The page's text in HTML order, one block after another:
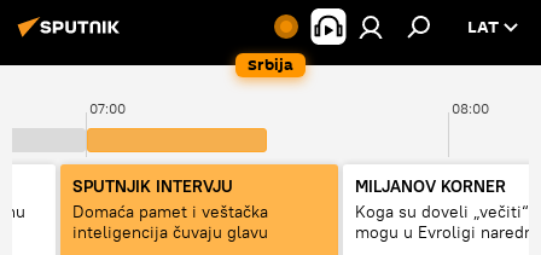
Srbija
LAT
07:00 08:00
SPUTNJIK INTERVJU
Domaća pamet i veštačka
inteligencija čuvaju glavu
MILJANOV KORNER
Koga su doveli „večiti“
mogu u Evroligi